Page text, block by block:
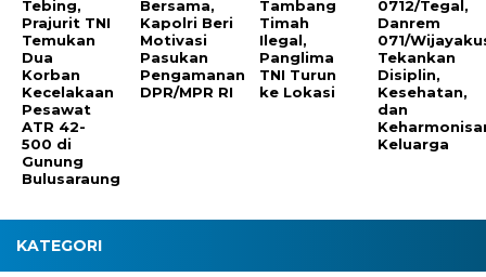
Tebing,
Prajurit TNI
Temukan
Dua
Korban
Kecelakaan
Pesawat
ATR 42-
500 di
Gunung
Bulusaraung
Bersama,
Kapolri Beri
Motivasi
Pasukan
Pengamanan
DPR/MPR RI
Tambang
Timah
Ilegal,
Panglima
TNI Turun
ke Lokasi
0712/Tegal,
Danrem
071/
Tekankan
Disiplin,
Kesehatan,
dan
Keluarga
KATEGORI